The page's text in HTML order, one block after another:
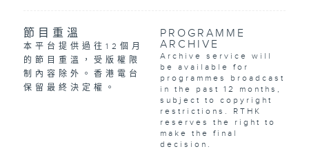
節目重溫
本平台提供過往12個月
的節目重溫，受版權限
制內容除外。香港電台
保留最終決定權。
PROGRAMME
ARCHIVE
Archive service will
be available for
programmes broadcast
in the past 12 months,
subject to copyright
restrictions. RTHK
reserves the right to
make the final
decision.